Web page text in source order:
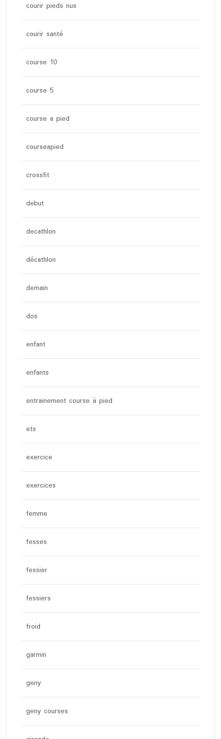
courir pieds nus
courir santé
course 10
course 5
course a pied
courseapied
crossfit
debut
decathlon
décathlon
demain
dos
enfant
enfants
entrainement course à pied
ets
exercice
exercices
femme
fesses
fessier
fessiers
froid
garmin
geny
geny courses